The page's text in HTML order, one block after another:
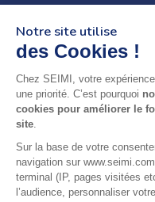
02
adresse :
Notre site utilise
des Cookies !
Chez SEIMI, votre
une priorité. C’est pourquoi
cookies pour améliorer le
site.
Sur la base de votre
navigation sur
terminal (IP, pages visitées
l’audience, personnaliser